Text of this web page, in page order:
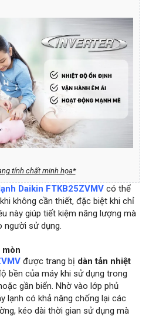
tính chất minh họa*
Daikin FTKB25ZVMVcó thể
không cần thiết, đặc biệt khi chỉ
này giúp tiết kiệm năng lượng mà
sử dụng.
mòn
được trang bị dàn tản nhiệt
bền của máy khi sử dụng trong
gần biển. Nhờ vào lớp phủ
lạnh có khả năng chống lại các
kéo dài thời gian sử dụng mà